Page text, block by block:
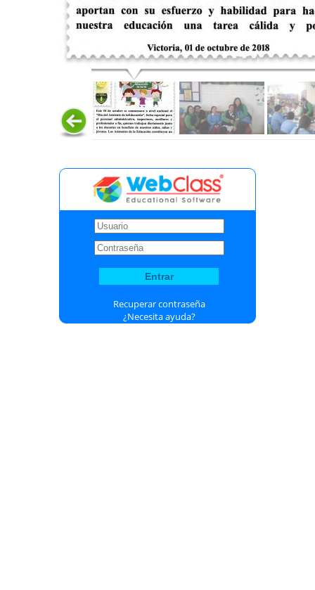
Recuperar contraseña
¿Necesita ayuda?